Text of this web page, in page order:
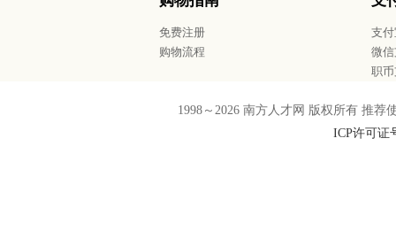
免费注册
购物流程
支
微
职
1998～ 2026 南方人才网 版权所有 推荐
ICP许可证